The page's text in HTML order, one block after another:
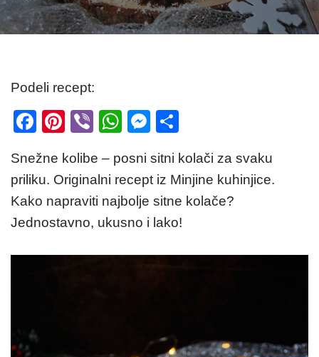
Podeli recept:
F
c
e
b
o
o
Pi
er
e
st
Vi
er
W
at
s
A
p
p
M
ss
e
n
g
er
ar
e
Snežne kolibe – posni sitni kolači za svaku
priliku. Originalni recept iz Minjine kuhinjice.
Kako napraviti najbolje sitne kolače?
Jednostavno, ukusno i lako!